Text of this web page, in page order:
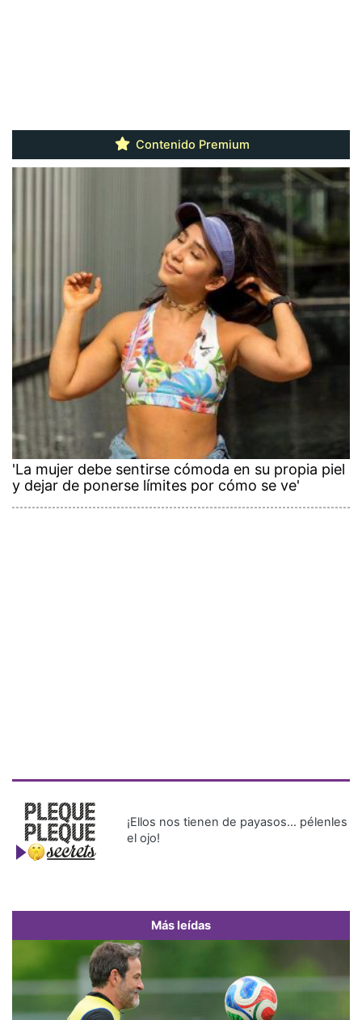
Contenido Premium
'La mujer debe sentirse cómoda en su propia piel
y dejar de ponerse límites por cómo se ve'
¡Ellos nos tienen de payasos… pélenles
el ojo!
Más leídas